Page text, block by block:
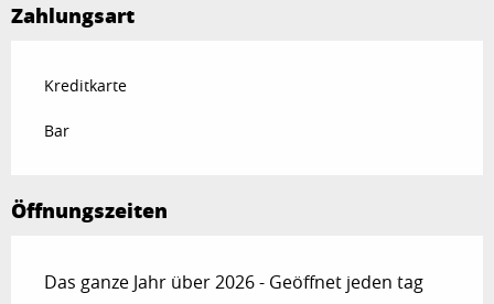
Zahlungsart
Kreditkarte
Bar
Öffnungszeiten
Das ganze Jahr über 2026 - Geöffnet jeden tag